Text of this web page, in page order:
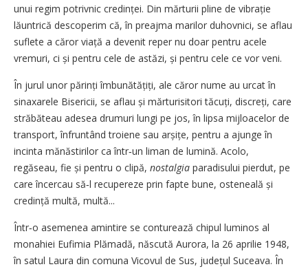
unui regim potrivnic credinței. Din mărturii pline de vibrație
lăuntrică descoperim că, în preajma marilor duhovnici, se aflau
suflete a căror viață a devenit reper nu doar pentru acele
vremuri, ci și pentru cele de astăzi, și pentru cele ce vor veni.
În jurul unor părinți îmbunătățiți, ale căror nume au urcat în
sinaxarele Bisericii, se aflau și mărturisitori tăcuți, discreți, care
străbăteau adesea drumuri lungi pe jos, în lipsa mijloacelor de
transport, înfruntând troiene sau arșițe, pentru a ajunge în
incinta mănăstirilor ca într‑un liman de lumină. Acolo,
regăseau, fie și pentru o clipă, nostalgia paradisului pierdut, pe
care încercau să‑l recupereze prin fapte bune, osteneală și
credință multă, multă...
Într‑o asemenea amintire se conturează chipul luminos al
monahiei Eufimia Plămadă, născută Aurora, la 26 aprilie 1948,
în satul Laura din comuna Vicovul de Sus, județul Suceava. În